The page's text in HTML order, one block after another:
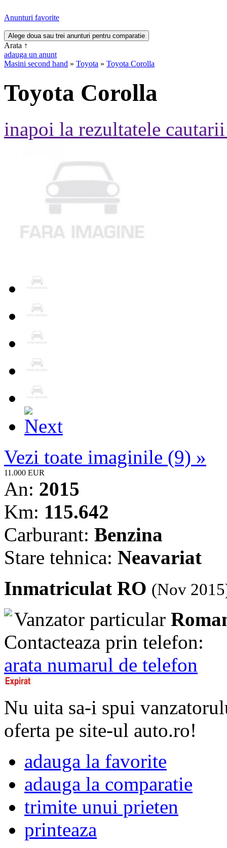
Anunturi favorite
Arata ↑
adauga un anunt
Masini second hand » Toyota » Toyota Corolla
Toyota Corolla
inapoi la rezultatele
Vezi toate imaginile (9) »
11.000 EUR
An: 2015
Km: 115.642
Carburant: Benzina
Stare tehnica: Neavariat
Inmatriculat RO (Nov
Vanzator particular
Contacteaza prin telefon:
arata numarul de telefon
Nu uita sa-i spui
oferta pe site-ul auto.ro!
adauga la favorite
adauga la comparatie
trimite unui prieten
printeaza